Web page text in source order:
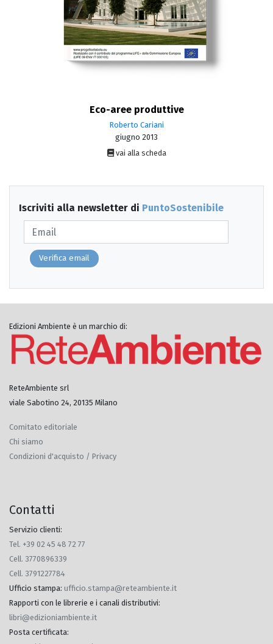
Eco-aree produttive
Roberto Cariani
giugno 2013
vai alla scheda
Iscriviti alla newsletter di PuntoSostenibile
Verifica email
Edizioni Ambiente è un marchio di:
ReteAmbiente srl
viale Sabotino 24, 20135 Milano
Comitato editoriale
Chi siamo
Condizioni d'acquisto / Privacy
Contatti
Servizio clienti:
Tel. +39 02 45 48 72 77
Cell. 3770896339
Cell. 3791227784
Ufficio stampa: ufficio.stampa@reteambiente.it
Rapporti con le librerie e i canali distributivi:
libri@edizioniambiente.it
Posta certificata: